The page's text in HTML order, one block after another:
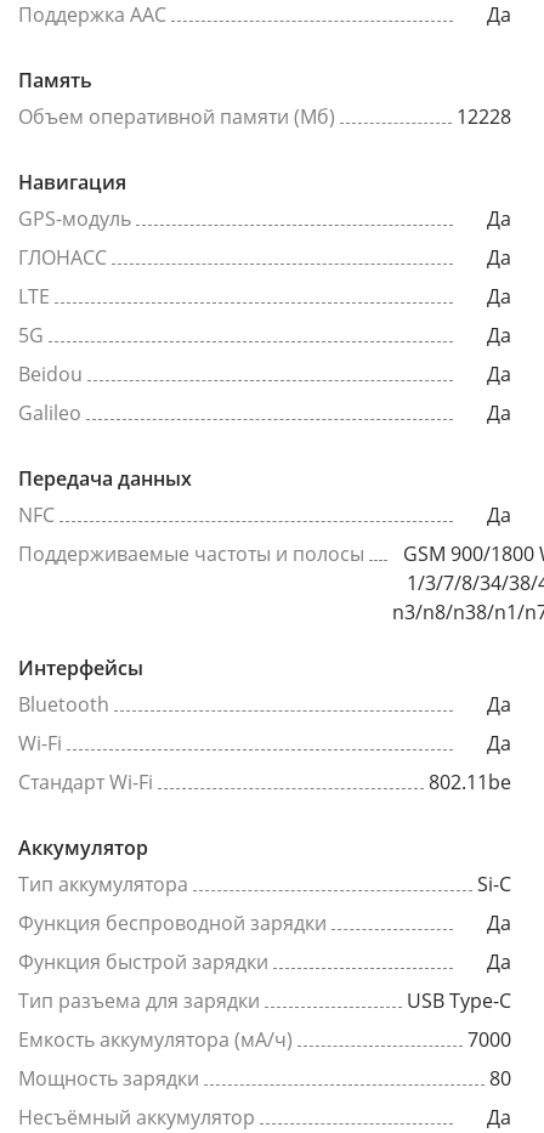
Поддержка AAC
Да
Память
Объем оперативной памяти (Мб)
12228
Навигация
GPS-модуль
Да
ГЛОНАСС
Да
LTE
Да
5G
Да
Beidou
Да
Galileo
Да
Передача данных
NFC
Да
Поддерживаемые частоты и полосы
GSM 900/1800
1/3/7/8/34/38/
n3/n8/n38/n1/
Интерфейсы
Bluetooth
Да
Wi-Fi
Да
Стандарт Wi-Fi
802.11be
Аккумулятор
Тип аккумулятора
Si-C
Функция беспроводной зарядки
Да
Функция быстрой зарядки
Да
Тип разъема для зарядки
USB Type-C
Емкость аккумулятора (мА/ч)
7000
Мощность зарядки
80
Несъёмный аккумулятор
Да